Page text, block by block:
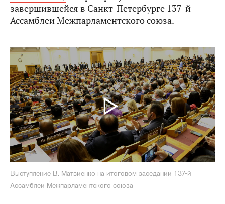
завершившейся в Санкт-Петербурге 137-й
Ассамблеи Межпарламентского союза.
Выступление В. Матвиенко на итоговом заседании 137-й
Ассамблеи Межпарламентского союза